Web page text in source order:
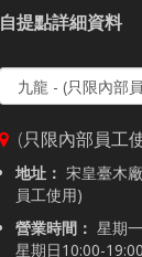
自提點詳細資料
(只限內部員工
地址： 宋皇臺木
員工使用)
營業時間： 星期
星期日10:00-